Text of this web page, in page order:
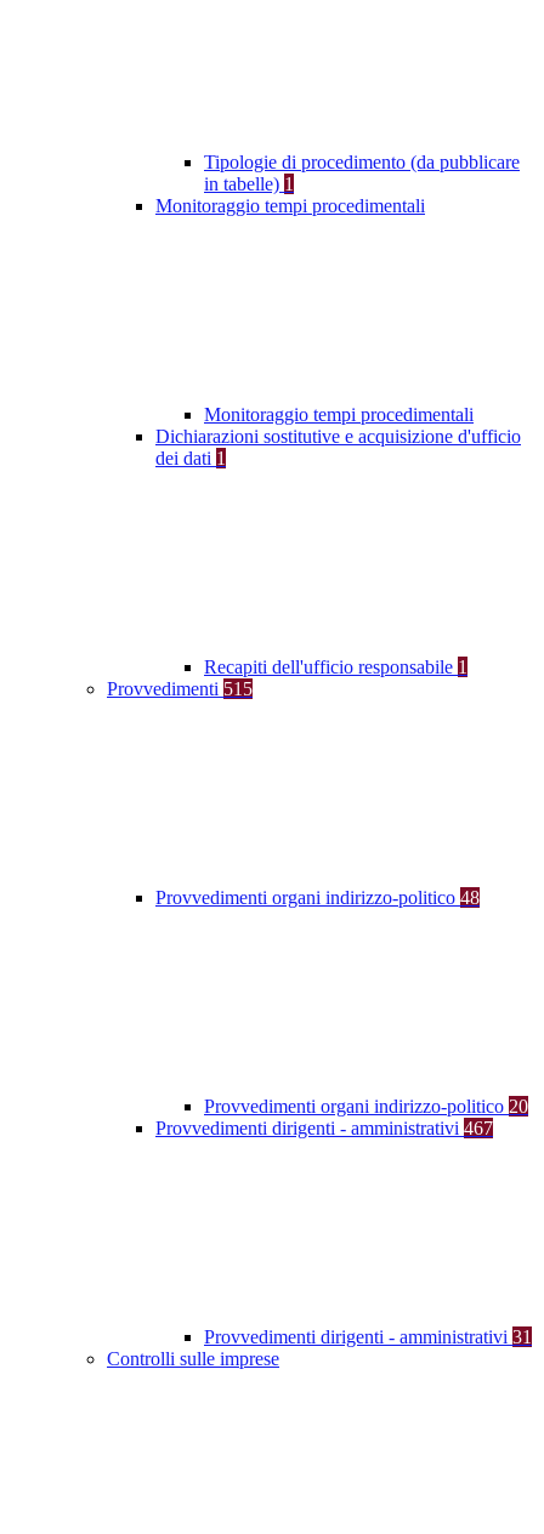
Tipologie di procedimento (da pubblicare
in tabelle) 1
Monitoraggio tempi procedimentali
Monitoraggio tempi procedimentali
Dichiarazioni sostitutive e acquisizione d'ufficio
dei dati 1
Recapiti dell'ufficio responsabile 1
Provvedimenti 515
Provvedimenti organi indirizzo-politico 48
Provvedimenti organi indirizzo-politico 20
Provvedimenti dirigenti - amministrativi 467
Provvedimenti dirigenti - amministrativi 31
Controlli sulle imprese